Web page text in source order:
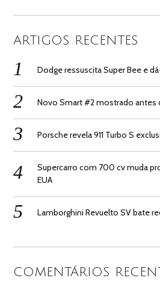
ARTIGOS RECENTES
Dodge ressuscita Super Bee e
Novo Smart #2 mostrado antes
Porsche revela 911 Turbo S
Supercarro com 700 cv muda
EUA
Lamborghini Revuelto SV bate
COMENTÁRIOS